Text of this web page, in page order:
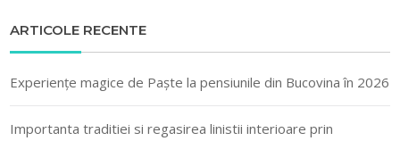
ARTICOLE RECENTE
Experiențe magice de Paște la pensiunile din Bucovina în 2026
Importanta traditiei si regasirea linistii interioare prin